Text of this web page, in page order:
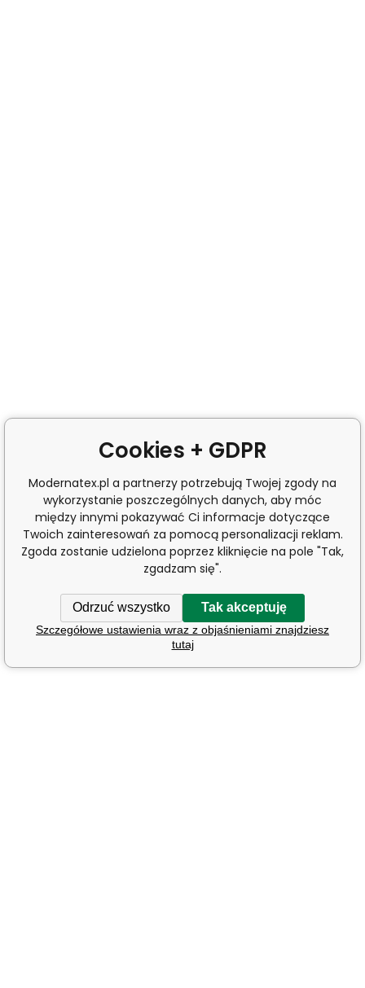
Cookies + GDPR
Modernatex.pl a partnerzy potrzebują Twojej zgody na
wykorzystanie poszczególnych danych, aby móc
między innymi pokazywać Ci informacje dotyczące
Twoich zainteresowań za pomocą personalizacji reklam.
Zgoda zostanie udzielona poprzez kliknięcie na pole "Tak,
zgadzam się".
Odrzuć wszystko Tak akceptuję
Szczegółowe ustawienia wraz z objaśnieniami znajdziesz
tutaj